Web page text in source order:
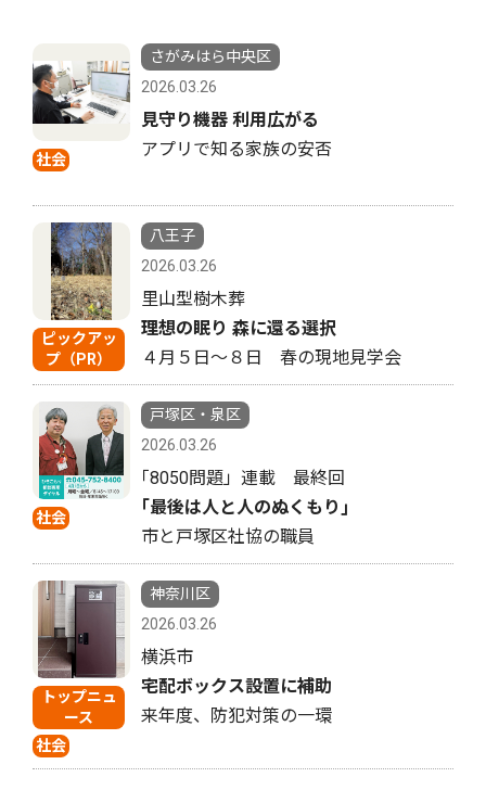
社会
さがみはら中央区
2026.03.26
見守り機器 利用広がる
アプリで知る家族の安否
ピックアッ
プ（PR）
八王子
2026.03.26
里山型樹木葬
理想の眠り 森に還る選択
４月５日〜８日 春の現地見学会
社会
戸塚区・泉区
2026.03.26
｢8050問題」連載 最終回
｢最後は人と人のぬくもり｣
市と戸塚区社協の職員
トップニュ
ース
社会
神奈川区
2026.03.26
横浜市
宅配ボックス設置に補助
来年度、防犯対策の一環